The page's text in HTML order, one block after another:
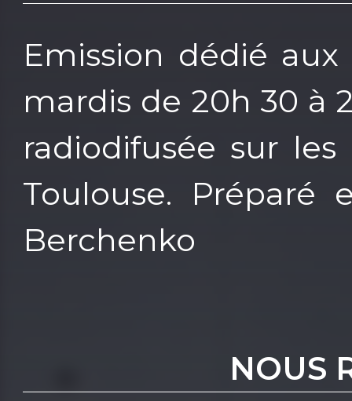
Emission dédié
mardis de 20h 30 à
radiodifusée sur
Toulouse. Préparé
Berchenko
NOUS